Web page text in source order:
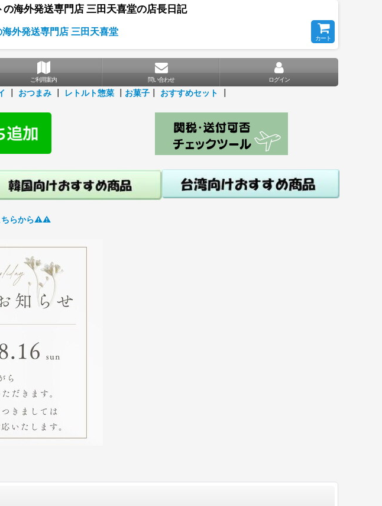
海外発送専門店 三田天喜堂の店長日記
外発送専門店 三田天喜堂
カート
ご利用案内 問い合わせ ログイン
おつまみ レトルト惣菜 お菓子 おすすめセット
ちらから⚠️⚠️